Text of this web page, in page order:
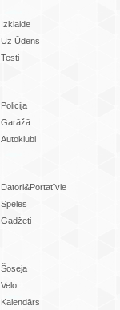
Izklaide
Uz Ūdens
Testi
Policija
Garāžā
Autoklubi
Datori&Portatīvie
Spēles
Gadžeti
Šoseja
Velo
Kalendārs